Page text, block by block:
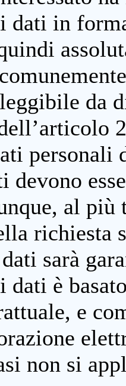
dati in
da
personali
devono
al più
richiesta
sarà
dati è
e
non si